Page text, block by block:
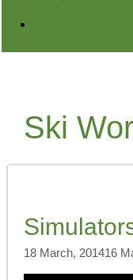
Ski
18 March, 201416